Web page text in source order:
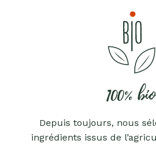
100% bio
Depuis toujours, nous
ingrédients issus de